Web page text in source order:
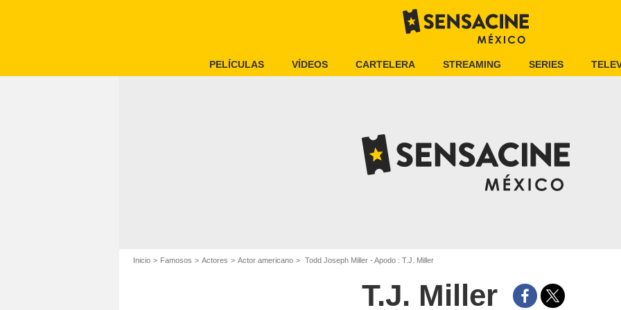
PELÍCULAS VÍDEOS CARTELERA STREAMING SERIES
Inicio Famosos Actores Actor americano Todd Joseph Miller - Apodo : T.J. Miller
T.J. Miller